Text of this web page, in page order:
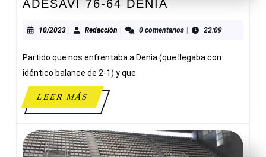
ADESAVI 76-64 DENIA
64
10/202310/2023Redacción Redacción0 comentarios 22:09
Partido que nos enfrentaba a Denia (que llegaba con
idéntico balance de 2-1) y que
LEER MÁSLEER
MÁS